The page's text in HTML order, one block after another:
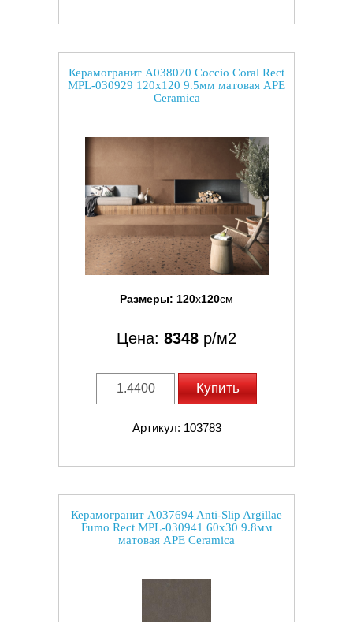
Керамогранит A038070 Coccio Coral Rect
MPL-030929 120x120 9.5мм матовая APE
Ceramica
Размеры: 120x120см
Цена: 8348 р/м2
Купить
Артикул: 103783
Керамогранит A037694 Anti-Slip Argillae
Fumo Rect MPL-030941 60x30 9.8мм
матовая APE Ceramica